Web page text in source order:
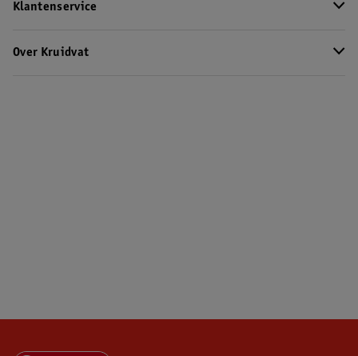
Klantenservice
Over Kruidvat